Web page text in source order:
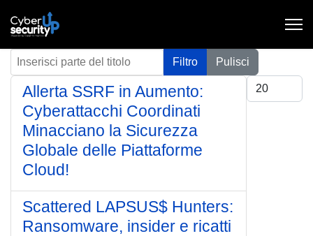
Inserisci parte del titolo Filtro
Pulisci
Visualizza #
Allerta SSRF in Aumento:
Cyberattacchi Coordinati
Minacciano la Sicurezza
Globale delle Piattaforme
Cloud!
Scattered LAPSUS$ Hunters:
Ransomware, insider e ricatti